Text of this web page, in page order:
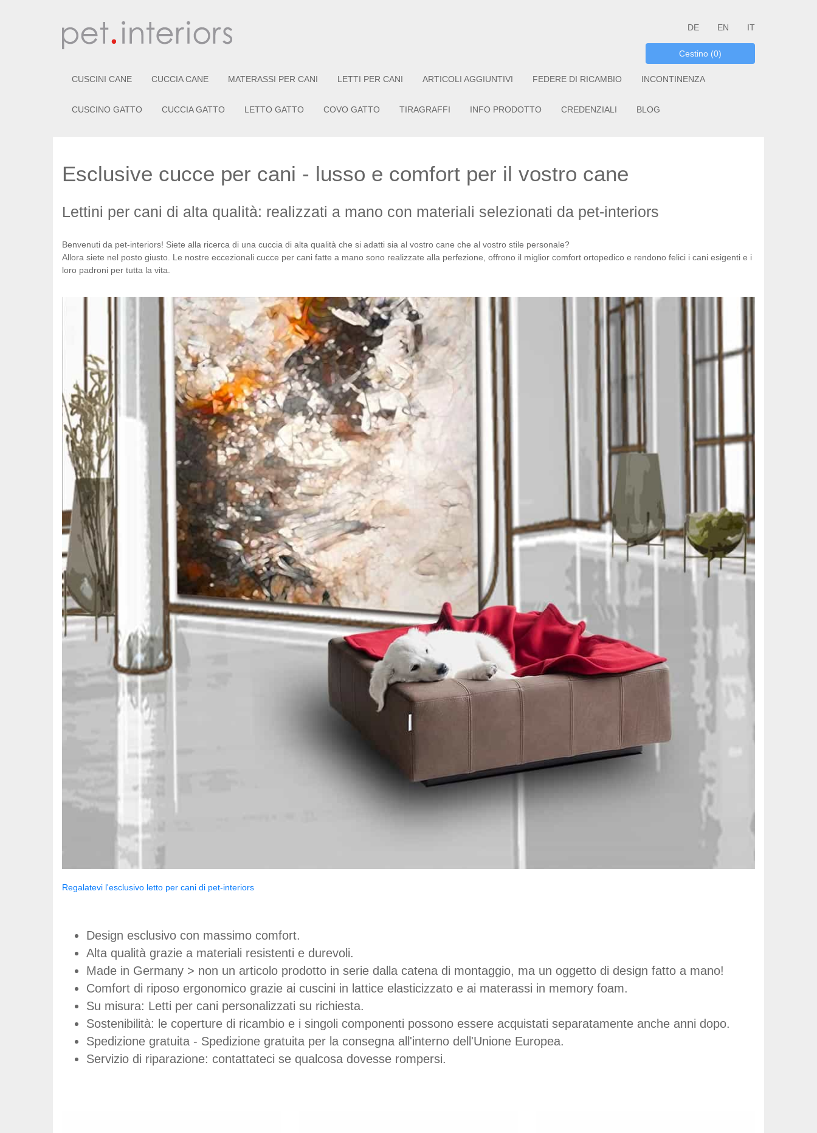
DE EN IT
Cestino (0)
CUSCINI CANE CUCCIA CANE MATERASSI PER CANI LETTI PER CANI ARTICOLI AGGIUNTIVI FEDERE DI RICAMBIO INCONTINENZA
CUSCINO GATTO CUCCIA GATTO LETTO GATTO COVO GATTO TIRAGRAFFI INFO PRODOTTO CREDENZIALI BLOG
Esclusive cucce per cani - lusso e comfort per il vostro cane
Lettini per cani di alta qualità: realizzati a mano con materiali selezionati da pet-interiors
Benvenuti da pet-interiors! Siete alla ricerca di una cuccia di alta qualità che si adatti sia al vostro cane che al vostro stile personale?
Allora siete nel posto giusto. Le nostre eccezionali cucce per cani fatte a mano sono realizzate alla perfezione, offrono il miglior comfort ortopedico e rendono felici i cani esigenti e i
loro padroni per tutta la vita.
Regalatevi l'esclusivo letto per cani di pet-interiors
Design esclusivo con massimo comfort.
Alta qualità grazie a materiali resistenti e durevoli.
Made in Germany > non un articolo prodotto in serie dalla catena di montaggio, ma un oggetto di design fatto a mano!
Comfort di riposo ergonomico grazie ai cuscini in lattice elasticizzato e ai materassi in memory foam.
Su misura: Letti per cani personalizzati su richiesta.
Sostenibilità: le coperture di ricambio e i singoli componenti possono essere acquistati separatamente anche anni dopo.
Spedizione gratuita - Spedizione gratuita per la consegna all'interno dell'Unione Europea.
Servizio di riparazione: contattateci se qualcosa dovesse rompersi.